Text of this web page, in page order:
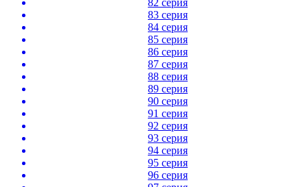
82 серия
83 серия
84 серия
85 серия
86 серия
87 серия
88 серия
89 серия
90 серия
91 серия
92 серия
93 серия
94 серия
95 серия
96 серия